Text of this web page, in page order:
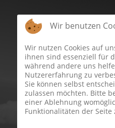
Wir benutzen
Wir nutzen Cookies auf
ihnen sind essenziell für
während andere uns
Nutzererfahrung zu
Sie können selbst
zulassen möchten. Bitte
einer Ablehnung
Funktionalitäten der